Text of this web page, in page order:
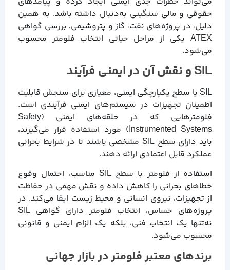
حقوقی و مالی سنگینی به‌دنبال داشته باشد. به همین
دلیل، در پروژه‌های نفت، گاز و پتروشیمی، بررسی گواهی
ATEX یکی از مراحل حیاتی انتخاب فلومتر محسوب
می‌شود.
SIL و نقش آن در ایمنی فرآیند
SIL یا سطح یکپارچگی ایمنی، معیاری برای سنجش قابلیت
اطمینان تجهیزات در سیستم‌های ایمنی فرآیندی است.
فلومترهایی که در حلقه‌های ایمنی (Safety
Instrumented Systems) مورد استفاده قرار می‌گیرند،
باید دارای سطح SIL مشخصی باشند تا در شرایط بحرانی
عملکرد قابل اعتمادی ارائه دهند.
استفاده از فلومتر با سطح SIL مناسب، احتمال وقوع
خطاهای بحرانی را کاهش داده و نقش مهمی در حفاظت
از تجهیزات، نیروی انسانی و محیط زیست ایفا می‌کند. در
پروژه‌های حساس، انتخاب فلومتر دارای گواهی SIL
نه‌تنها یک انتخاب فنی، بلکه یک الزام ایمنی و قانونی
محسوب می‌شود.
برندهای معتبر فلومتر در بازار جهانی